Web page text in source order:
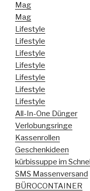
Mag
Mag
Lifestyle
Lifestyle
Lifestyle
Lifestyle
Lifestyle
Lifestyle
Lifestyle
All-In-One Dünger
Verlobungsringe
Kassenrollen
Geschenkideen
kürbissuppe im
SMS Massenversand
BÜROCONTAINER